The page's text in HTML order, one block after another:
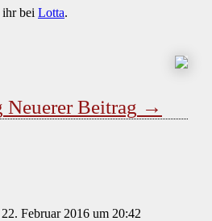
bei Lotta.
Neuerer Beitrag →
Februar 2016 um 20:42